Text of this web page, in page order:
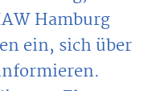
Hamburg
ein, sich über